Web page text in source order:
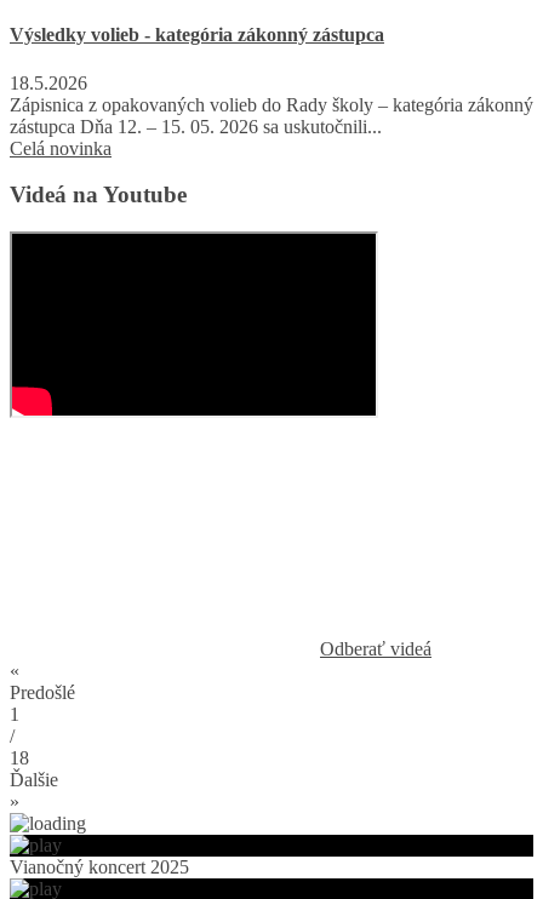
Výsledky volieb - kategória zákonný zástupca
18.5.2026
Zápisnica z opakovaných volieb do Rady školy – kategória zákonný
zástupca Dňa 12. – 15. 05. 2026 sa uskutočnili...
Celá novinka
Videá na Youtube
Odberať videá
«
Predošlé
1
/
18
Ďalšie
»
Vianočný koncert 2025